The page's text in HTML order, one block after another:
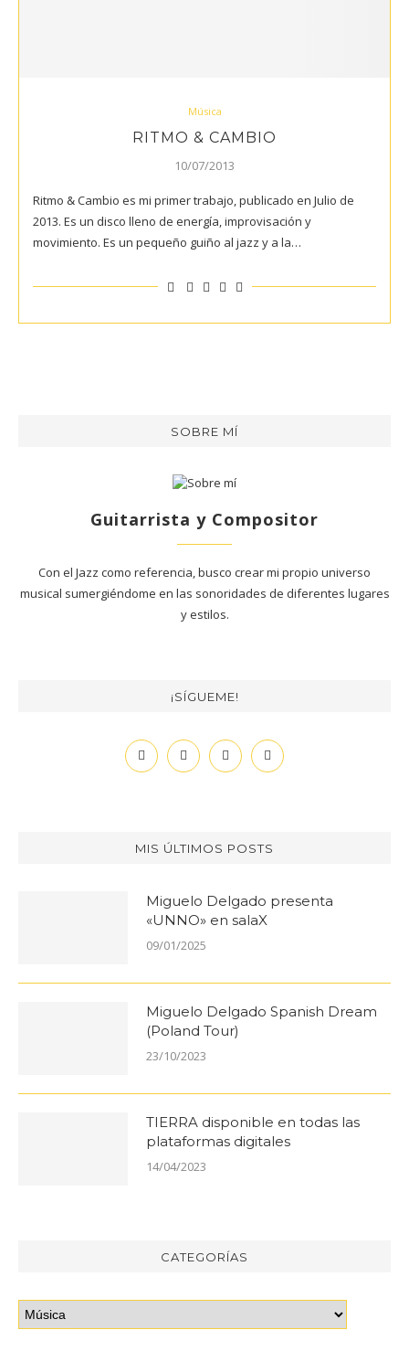
Música
RITMO & CAMBIO
10/07/2013
Ritmo & Cambio es mi primer trabajo, publicado en Julio de
2013. Es un disco lleno de energía, improvisación y
movimiento. Es un pequeño guiño al jazz y a la…
SOBRE MÍ
Guitarrista y Compositor
Con el Jazz como referencia, busco crear mi propio universo
musical sumergiéndome en las sonoridades de diferentes lugares
y estilos.
¡SÍGUEME!
MIS ÚLTIMOS POSTS
Miguelo Delgado presenta
«UNNO» en salaX
09/01/2025
Miguelo Delgado Spanish Dream
(Poland Tour)
23/10/2023
TIERRA disponible en todas las
plataformas digitales
14/04/2023
CATEGORÍAS